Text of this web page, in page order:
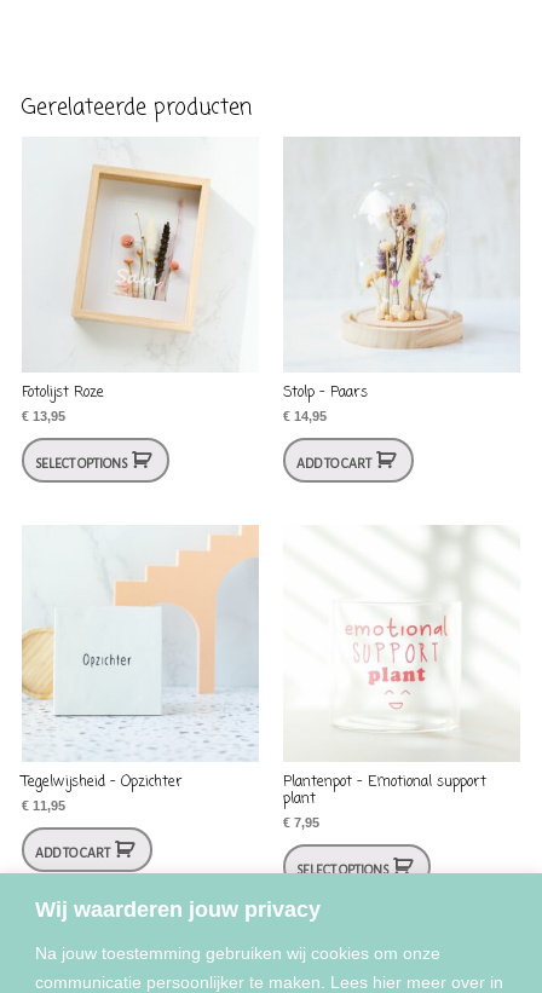
Wij waarderen jouw privacy
Na jouw toestemming gebruiken wij cookies om onze
communicatie persoonlijker te maken. Lees hier meer over in
Gerelateerde producten
Fotolijst Roze
€ 13,95
SELECT OPTIONS
Stolp – Paars
€ 14,95
ADD TO CART
Tegelwijsheid – Opzichter
€ 11,95
ADD TO CART
Plantenpot – Emotional support
plant
€ 7,95
SELECT OPTIONS